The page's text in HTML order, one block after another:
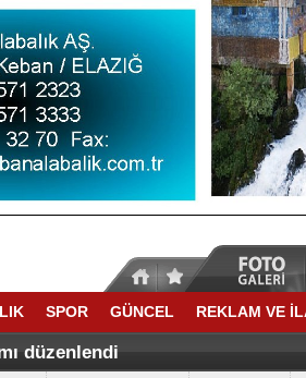
SPOR GÜNCEL REKLAM VE
düzenlendi